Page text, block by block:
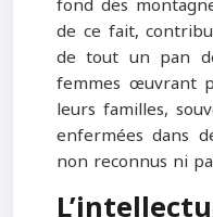
de ce fait,
de tout un pan
femmes œuvrant
leurs familles,
enfermées dans
non reconnus ni